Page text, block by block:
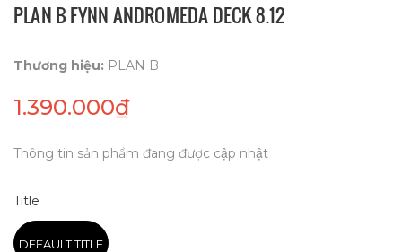
PLAN B FYNN ANDROMEDA DECK 8.12
Thương hiệu: PLAN B
1.390.000₫
Thông tin sản phẩm đang được cập nhật
Title
DEFAULT TITLE